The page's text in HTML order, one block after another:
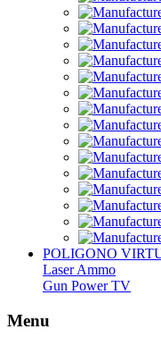
POLIGONO
Laser Ammo
Gun Power TV
Menu